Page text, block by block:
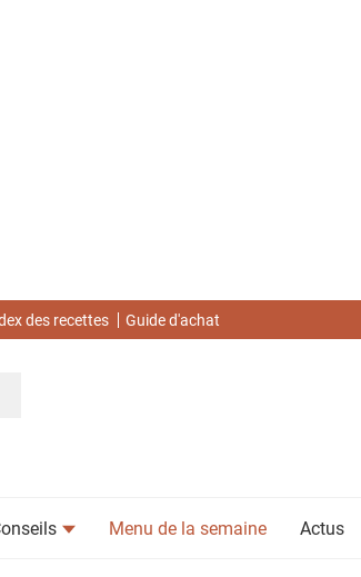
des recettes Guide d'achat
Menu de la semaine Actus